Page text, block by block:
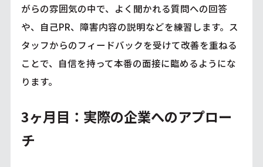
がらの雰囲気の中で、よく聞かれる質問への回答
や、自己PR、障害内容の説明などを練習します。ス
タッフからのフィードバックを受けて改善を重ねる
ことで、自信を持って本番の面接に臨めるようにな
ります。
3ヶ月目：実際の企業へのアプロー
チ